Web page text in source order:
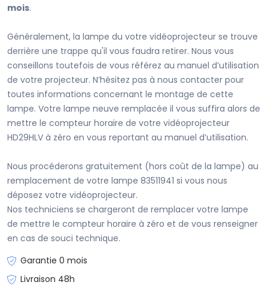
mois.
Généralement, la lampe du votre vidéoprojecteur se trouve
derrière une trappe qu'il vous faudra retirer. Nous vous
conseillons toutefois de vous référez au manuel d’utilisation
de votre projecteur. N’hésitez pas à nous contacter pour
toutes informations concernant le montage de cette
lampe. Votre lampe neuve remplacée il vous suffira alors de
mettre le compteur horaire de votre vidéoprojecteur
HD29HLV à zéro en vous reportant au manuel d’utilisation.
Nous procéderons gratuitement (hors coût de la lampe) au
remplacement de votre lampe 83511941 si vous nous
déposez votre vidéoprojecteur.
Nos techniciens se chargeront de remplacer votre lampe
de mettre le compteur horaire à zéro et de vous renseigner
en cas de souci technique.
Garantie 0 mois
Livraison 48h